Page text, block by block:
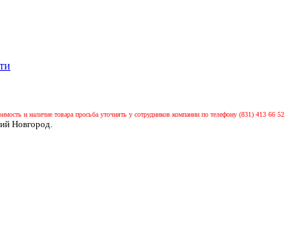
и наличие товара просьба уточнять у сотрудников компании по телефону (831) 413 66 52.
Новгород.